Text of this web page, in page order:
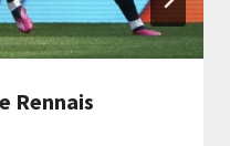
Rennais